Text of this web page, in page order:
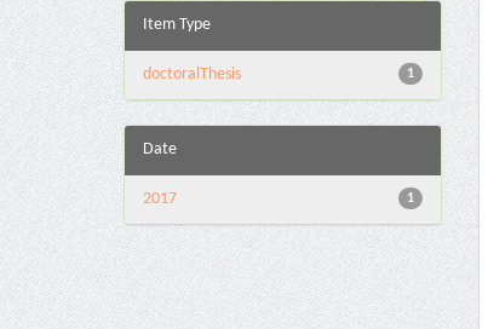
Item Type
1
doctoralThesis
Date
1
2017